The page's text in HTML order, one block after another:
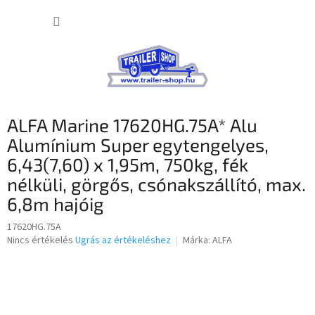
ALFA Marine 17620HG.75A* Alu
Alumínium Super egytengelyes,
6,43(7,60) x 1,95m, 750kg, fék
nélküli, görgős, csónakszállító, max.
6,8m hajóig
17620HG.75A
A
Nincs értékelés Ugrás az értékeléshez Márka: ALFA